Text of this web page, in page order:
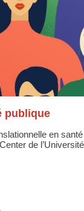
publique
en
de